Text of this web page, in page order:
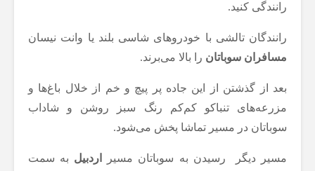
رانندگی کنید.
رانندگان تالشی با خودروهای شاسی بلند یا وانت نیسان
مسافران سوباتان را بالا می‌برند.
بعد از گذشتن از این جاده پر پیچ و خم از خلال باغ‌ها و
مزرعه‌های تنباکو کم‌کم رنگ سبز روشن و شاداب
سوباتان در مسیر تماشا پخش می‌شود.
مسیر دیگر رسیدن به سوباتان مسیر اردبیل به سمت